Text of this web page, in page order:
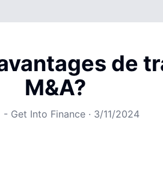
de
M&A?
- Get Into Finance· 3/11/2024